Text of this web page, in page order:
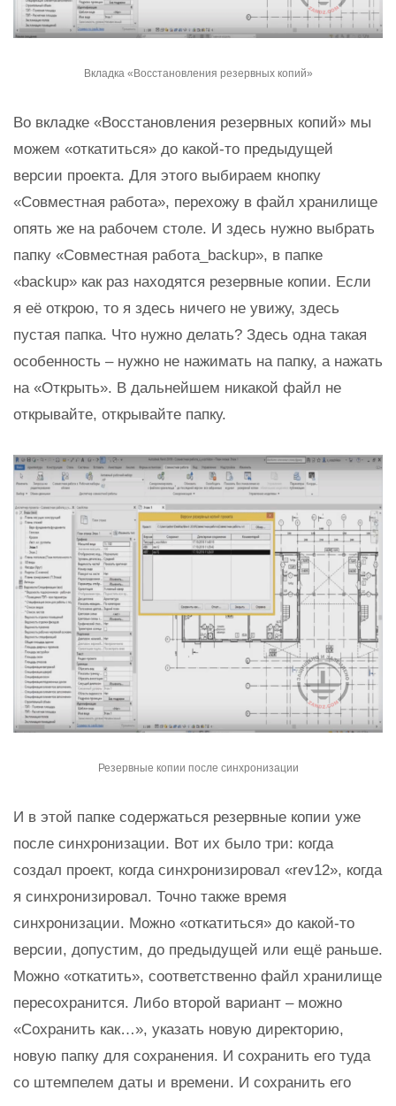
Вкладка «Восстановления резервных копий»
Во вкладке «Восстановления резервных копий» мы
можем «откатиться» до какой-то предыдущей
версии проекта. Для этого выбираем кнопку
«Совместная работа», перехожу в файл хранилище
опять же на рабочем столе. И здесь нужно выбрать
папку «Совместная работа_backup», в папке
«backup» как раз находятся резервные копии. Если
я её открою, то я здесь ничего не увижу, здесь
пустая папка. Что нужно делать? Здесь одна такая
особенность – нужно не нажимать на папку, а нажать
на «Открыть». В дальнейшем никакой файл не
открывайте, открывайте папку.
Резервные копии после синхронизации
И в этой папке содержаться резервные копии уже
после синхронизации. Вот их было три: когда
создал проект, когда синхронизировал «rev12», когда
я синхронизировал. Точно также время
синхронизации. Можно «откатиться» до какой-то
версии, допустим, до предыдущей или ещё раньше.
Можно «откатить», соответственно файл хранилище
пересохранится. Либо второй вариант – можно
«Сохранить как…», указать новую директорию,
новую папку для сохранения. И сохранить его туда
со штемпелем даты и времени. И сохранить его